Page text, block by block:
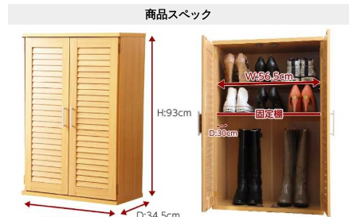
商品スペック